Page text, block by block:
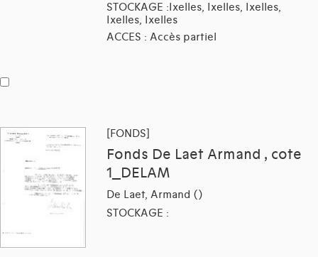
STOCKAGE :Ixelles, Ixelles, Ixelles,
Ixelles, Ixelles
ACCES : Accès partiel
[FONDS]
Fonds De Laet Armand , cote
1_DELAM
De Laet, Armand ()
STOCKAGE :